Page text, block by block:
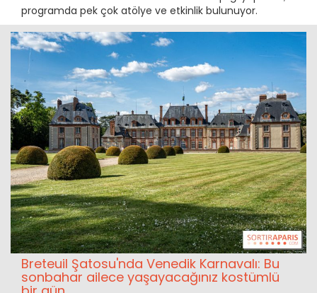
programda pek çok atölye ve etkinlik bulunuyor.
Breteuil Şatosu'nda Venedik Karnavalı: Bu
sonbahar ailece yaşayacağınız kostümlü